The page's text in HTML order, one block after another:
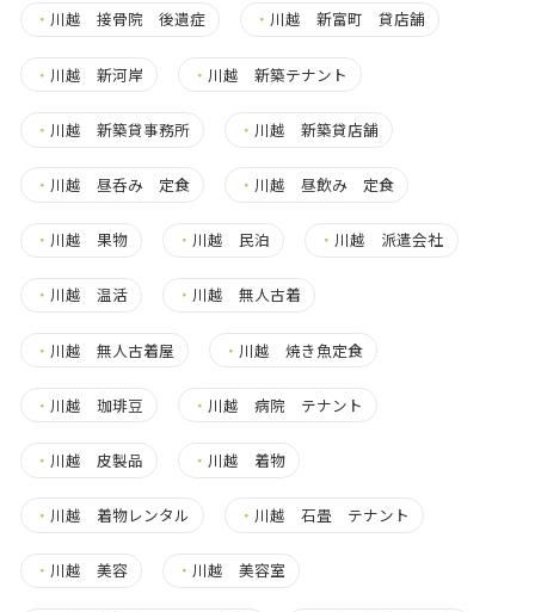
・ 川越 接骨院 後遺症 ・ 川越 新富町 貸店舗
・ 川越 新河岸 ・ 川越 新築テナント
・ 川越 新築貸事務所 ・ 川越 新築貸店舗
・ 川越 昼呑み 定食 ・ 川越 昼飲み 定食
・ 川越 果物 ・ 川越 民泊 ・ 川越 派遣会社
・ 川越 温活 ・ 川越 無人古着
・ 川越 無人古着屋 ・ 川越 焼き魚定食
・ 川越 珈琲豆 ・ 川越 病院 テナント
・ 川越 皮製品 ・ 川越 着物
・ 川越 着物レンタル ・ 川越 石畳 テナント
・ 川越 美容 ・ 川越 美容室